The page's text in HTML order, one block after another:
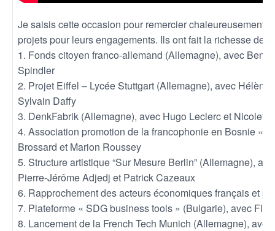
Je saisis cette occasion pour remercier chaleureusement
projets pour leurs engagements. Ils ont fait la richesse de
1. Fonds citoyen franco-allemand (Allemagne), avec
Spindler
2. Projet Eiffel – Lycée Stuttgart (Allemagne), avec Hélène
Sylvain Daffy
3. DenkFabrik (Allemagne), avec Hugo Leclerc et
4. Association promotion de la francophonie en Bosnie «
Brossard et Marion Roussey
5. Structure artistique “Sur Mesure Berlin” (Allemagne),
Pierre-Jérôme Adjedj et Patrick Cazeaux
6. Rapprochement des acteurs économiques français et
7. Plateforme « SDG business tools » (Bulgarie), avec
8. Lancement de la French Tech Munich (Allemagne),